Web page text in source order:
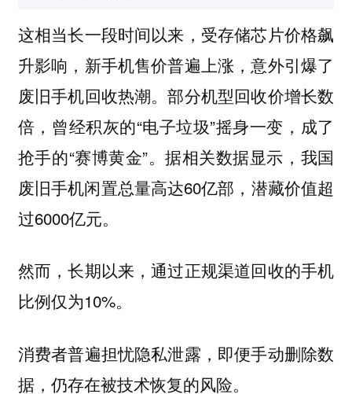
这相当长一段时间以来，受存储芯片价格飙
升影响，新手机售价普遍上涨，意外引爆了
废旧手机回收热潮。部分机型回收价增长数
倍，曾经积灰的“电子垃圾”摇身一变，成了
抢手的“赛博黄金”。据相关数据显示，我国
废旧手机闲置总量高达60亿部，潜藏价值超
过6000亿元。
然而，长期以来，通过正规渠道回收的手机
比例仅为10%。
消费者普遍担忧隐私泄露，即便手动删除数
据，仍存在被技术恢复的风险。